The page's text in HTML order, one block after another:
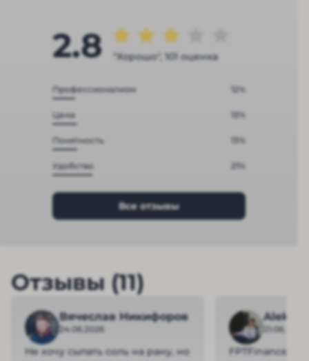
2.8 "Хорошо", 101 оценка
Профессионализм 12%
Цена 13%
Понятность 13%
Удобство 21%
Все отзывы
Отзывы (11)
Вячеслав Никифоров
24.06.2026
Не хочу сыпать соль на рану, но
Aleksei
21.06.2026
FPTFinance